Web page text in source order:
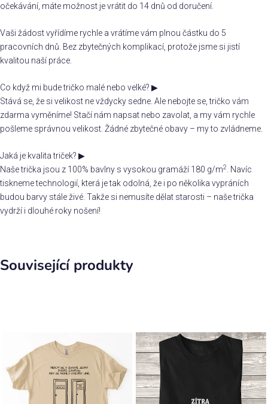
očekávání, máte možnost je vrátit do 14 dnů od doručení.
Vaši žádost vyřídíme rychle a vrátíme vám plnou částku do 5
pracovních dnů. Bez zbytečných komplikací, protože jsme si jistí
kvalitou naší práce.
Co když mi bude tričko malé nebo velké? ▶
Stává se, že si velikost ne vždycky sedne. Ale nebojte se, tričko vám
zdarma vyměníme! Stačí nám napsat nebo zavolat, a my vám rychle
pošleme správnou velikost. Žádné zbytečné obavy – my to zvládneme.
Jaká je kvalita triček? ▶
Naše trička jsou z 100% bavlny s vysokou gramáží 180 g/m2. Navíc
tiskneme technologií, která je tak odolná, že i po několika vypráních
budou barvy stále živé. Takže si nemusíte dělat starosti – naše trička
vydrží i dlouhé roky nošení!
Související produkty